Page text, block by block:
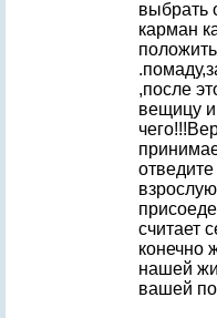
выбрать
карман
,после
вещицу и
считает
конечно
нашей
вашей